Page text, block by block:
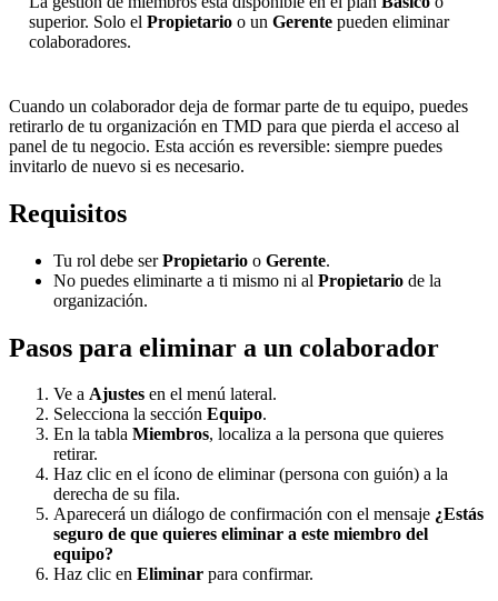
superior. Solo el Propietario o un Gerente pueden eliminar
colaboradores.
Cuando un colaborador deja de formar parte de tu equipo, puedes
retirarlo de tu organización en TMD para que pierda el acceso al
panel de tu negocio. Esta acción es reversible: siempre puedes
invitarlo de nuevo si es necesario.
Requisitos
Tu rol debe serPropietario o Gerente.
No puedes eliminarte a ti mismo ni al Propietario de la
organización.
Pasos para eliminar a un colaborador
Ve a Ajustes en el menú lateral.
Selecciona la sección Equipo.
En la tabla Miembros, localiza a la persona que quieres
retirar.
Haz clic en el ícono de eliminar (persona con guión) a la
derecha de su fila.
Aparecerá un diálogo de confirmación con el mensaje ¿Estás
seguro de que quieres eliminar a este miembro del
equipo?
Haz clic en Eliminar para confirmar.